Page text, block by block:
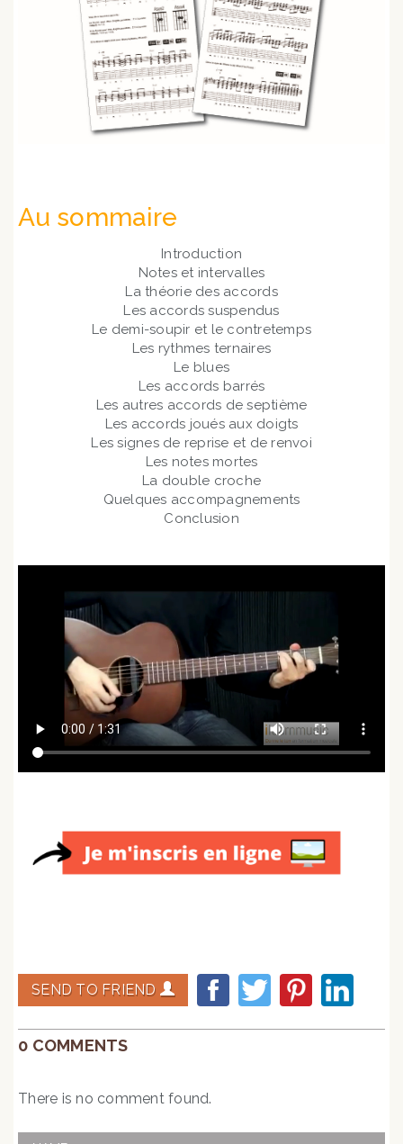
Au sommaire
Introduction
Notes et intervalles
La théorie des accords
Les accords suspendus
Le demi-soupir et le contretemps
Les rythmes ternaires
Le blues
Les accords barrés
Les autres accords de septième
Les accords joués aux doigts
Les signes de reprise et de renvoi
Les notes mortes
La double croche
Quelques accompagnements
Conclusion
SEND TO FRIEND
0 COMMENTS
There is no comment found.